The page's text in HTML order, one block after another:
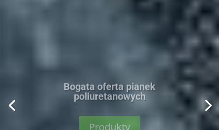
Bogata oferta pianek
poliuretanowych
Produkty